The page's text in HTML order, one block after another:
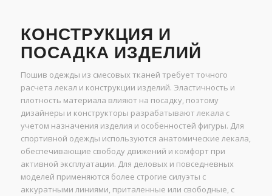
КОНСТРУКЦИЯ И
ПОСАДКА ИЗДЕЛИЙ
Пошив одежды из смесовых тканей требует точного
расчета лекал и конструкции изделий. Эластичность и
плотность материала влияют на посадку, поэтому
дизайнеры и конструкторы разрабатывают лекала с
учетом назначения изделия и особенностей фигуры. Для
спортивной одежды используются анатомические лекала,
обеспечивающие свободу движений и комфорт при
активной эксплуатации. Для деловых и повседневных
моделей применяются более строгие силуэты с
аккуратными линиями, приталенные или свободные, с